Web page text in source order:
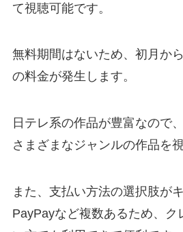
て視聴可能です。
無料期間はないため、初月か
の料金が発生します。
日テレ系の作品が豊富なので
さまざまなジャンルの作品を
また、支払い方法の選択肢が
PayPayなど複数あるため、ク